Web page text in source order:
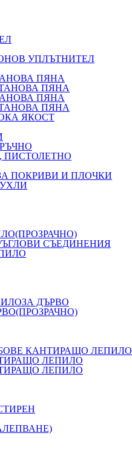
УПЛЪТНИТЕЛ
ПЯНА
ПЯНА
ПЯНА
ПЯНА
ЯКОСТ
ПИСТОЛЕТНО
ПОКРИВИ И ПЛОЧКИ
СЪЕДИНЕНИЯ
ДЪРВО
КАНТИРАЩО ЛЕПИЛО
ЛЕПИЛО
ЛЕПИЛО